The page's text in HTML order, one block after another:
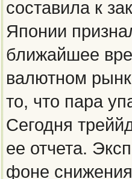
составила к
Японии
ближайшее
валютном
то, что пара
Сегодня
ее отчета.
фоне